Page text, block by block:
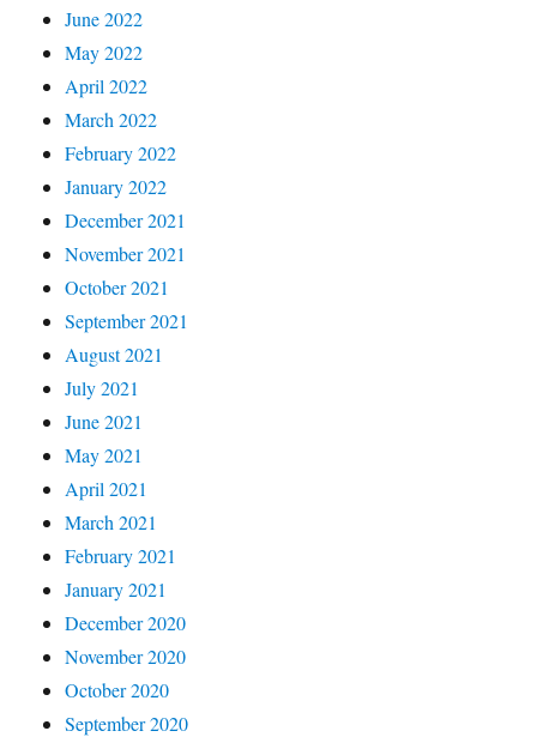
June 2022
May 2022
April 2022
March 2022
February 2022
January 2022
December 2021
November 2021
October 2021
September 2021
August 2021
July 2021
June 2021
May 2021
April 2021
March 2021
February 2021
January 2021
December 2020
November 2020
October 2020
September 2020